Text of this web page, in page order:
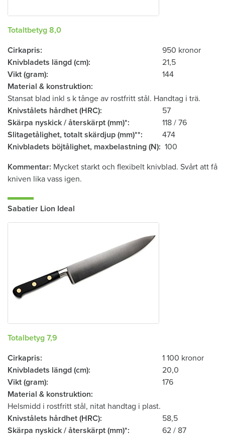
Totaltbetyg 8,0
Cirkapris
950 kronor
Knivbladets längd (cm)
21,5
Vikt (gram)
144
Material & konstruktion
Stansat blad inkl s k tånge av rostfritt stål. Handtag i trä.
Knivstålets hårdhet (HRC)
57
Skärpa nyskick / återskärpt (mm)*
118 / 76
Slitagetålighet, totalt skärdjup (mm)**
474
Knivbladets böjtålighet, ­maxbelastning (N) 100
Kommentar Mycket starkt och flexibelt knivblad. Svårt att få
kniven lika vass igen.
Sabatier Lion Ideal
Totalbetyg 7,9
Cirkapris
1 100 kronor
Knivbladets längd (cm)
20,0
Vikt (gram)
176
Material & konstruktion
Helsmidd i rostfritt stål, nitat handtag i plast.
Knivstålets hårdhet (HRC)
58,5
Skärpa nyskick / återskärpt (mm)*
62 / 87